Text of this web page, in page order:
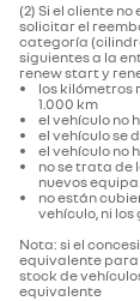
(2) Si el cliente
solicitar el
categoría
siguientes a la
renew start y
los kilómetros
1.000 km
el vehículo no
el vehículo se
el vehículo no
no se trata de
nuevos
no están
vehículo, ni
Nota: si el
equivalente
stock de
equivalente